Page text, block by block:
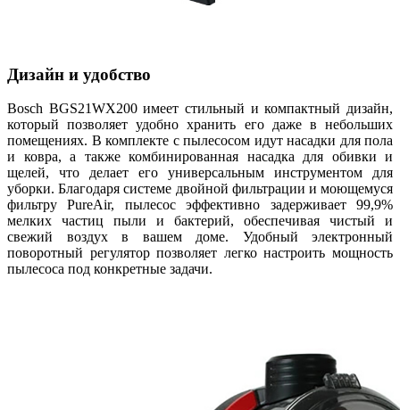
Дизайн и удобство
Bosch BGS21WX200 имеет стильный и компактный дизайн,
который позволяет удобно хранить его даже в небольших
помещениях. В комплекте с пылесосом идут насадки для пола
и ковра, а также комбинированная насадка для обивки и
щелей, что делает его универсальным инструментом для
уборки. Благодаря системе двойной фильтрации и моющемуся
фильтру PureAir, пылесос эффективно задерживает 99,9%
мелких частиц пыли и бактерий, обеспечивая чистый и
свежий воздух в вашем доме. Удобный электронный
поворотный регулятор позволяет легко настроить мощность
пылесоса под конкретные задачи.